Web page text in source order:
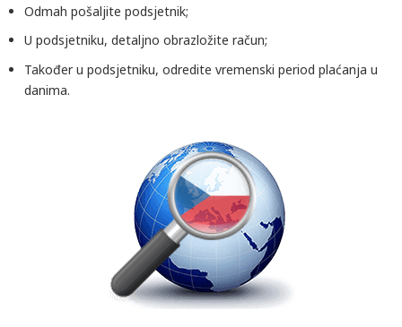
Odmah pošaljite podsjetnik;
U podsjetniku, detaljno obrazložite račun;
Također u podsjetniku, odredite vremenski period plaćanja u
danima.